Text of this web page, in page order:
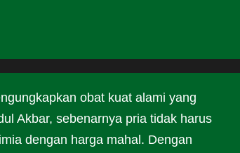
obat kuat alami yang
Akbar, sebenarnya pria tidak harus
dengan harga mahal. Dengan